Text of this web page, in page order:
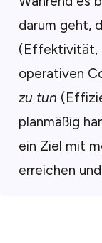
darum geht,
(Effektivität,
operativen
zu tun
planmäßig
ein Ziel mit
erreichen